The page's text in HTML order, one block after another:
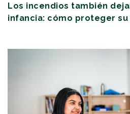
Los incendios también
infancia: cómo proteger